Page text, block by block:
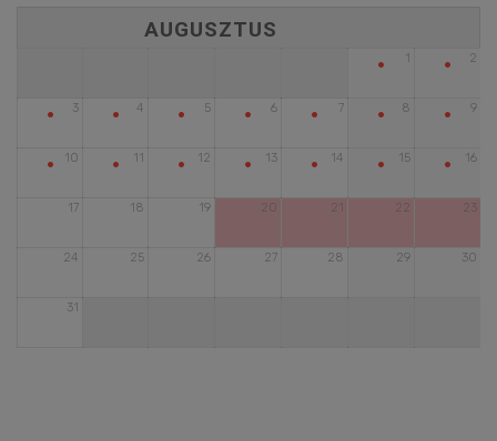
1
• 2
•
3
• 4
• 5
• 6
• 7
• 8
• 9
•
10
• 11
• 12
• 13
• 14
• 15
• 16
•
17 18 19 20 21 22 23
24 25 26 27 28 29 30
31